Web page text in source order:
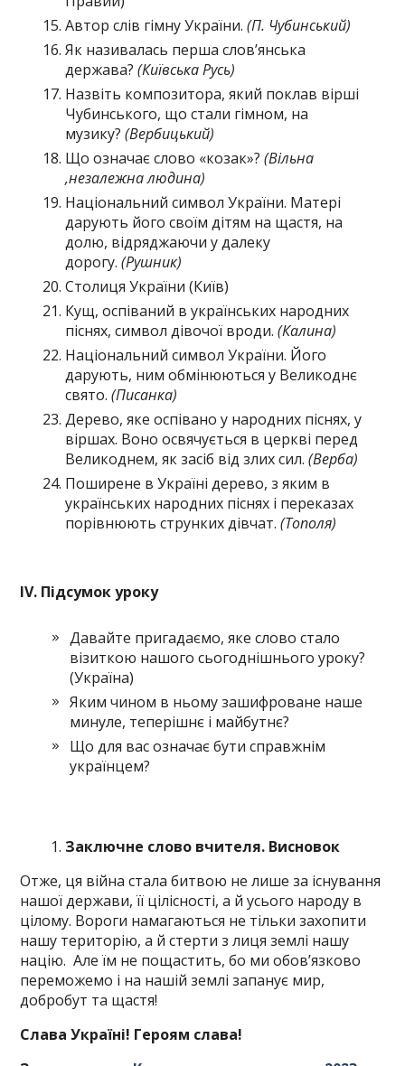
Автор слів гімну України.(П. Чубинський)
Як називалась перша слов’янська
держава?(Київська Русь)
Назвіть композитора, який поклав вірші
Чубинського, що стали гімном, на
музику?(Вербицький)
Що означає слово «козак»?(Вільна
,незалежна людина)
Національний символ України. Матері
дарують його своїм дітям на щастя, на
долю, відряджаючи у далеку
дорогу.(Рушник)
Столиця України (Київ)
Кущ, оспіваний в українських народних
піснях, символ дівочої вроди.(Калина)
Національний символ України. Його
дарують, ним обмінюються у Великоднє
свято.(Писанка)
Дерево, яке оспівано у народних піснях, у
віршах. Воно освячується в церкві перед
Великоднем, як засіб від злих сил.(Верба)
Поширене в Україні дерево, з яким в
українських народних піснях і переказах
порівнюють струнких дівчат.(Тополя)
ІV. Підсумок уроку
Давайте пригадаємо, яке слово стало
візиткою нашого сьогоднішнього уроку?
(Україна)
Яким чином в ньому зашифроване наше
минуле, теперішнє і майбутнє?
Що для вас означає бути справжнім
українцем?
Заключне слово вчителя. Висновок
Отже, ця війна стала битвою не лише за існування
нашої держави, її цілісності, а й усього народу в
цілому. Вороги намагаються не тільки захопити
нашу територію, а й стерти з лиця землі нашу
націю. Але їм не пощастить, бо ми обов’язково
переможемо і на нашій землі запанує мир,
добробут та щастя!
Слава Україні! Героям слава!